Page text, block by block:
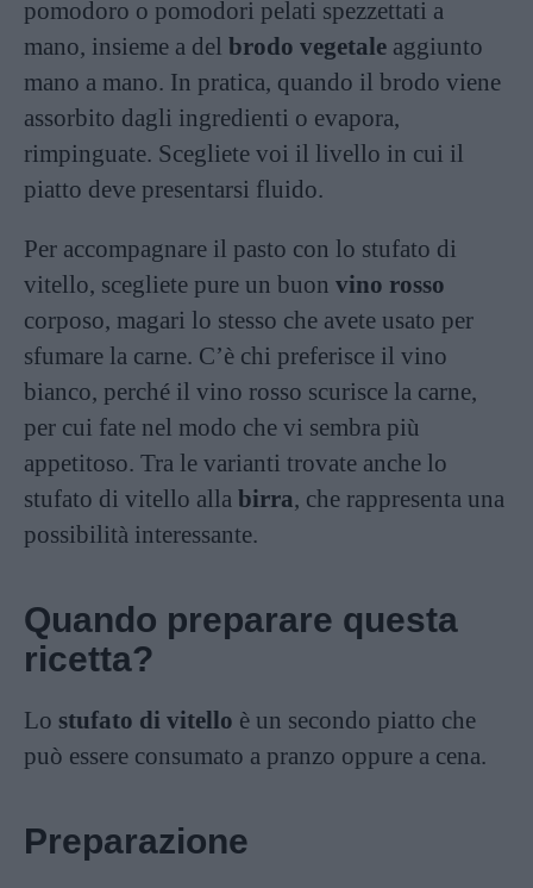
pomodoro o pomodori pelati spezzettati a
mano, insieme a del brodo vegetale aggiunto
mano a mano. In pratica, quando il brodo viene
assorbito dagli ingredienti o evapora,
rimpinguate. Scegliete voi il livello in cui il
piatto deve presentarsi fluido.
Per accompagnare il pasto con lo stufato di
vitello, scegliete pure un buon vino rosso
corposo, magari lo stesso che avete usato per
sfumare la carne. C’è chi preferisce il vino
bianco, perché il vino rosso scurisce la carne,
per cui fate nel modo che vi sembra più
appetitoso. Tra le varianti trovate anche lo
stufato di vitello alla birra, che rappresenta una
possibilità interessante.
Quando preparare questa
ricetta?
Lo stufato di vitello è un secondo piatto che
può essere consumato a pranzo oppure a cena.
Preparazione